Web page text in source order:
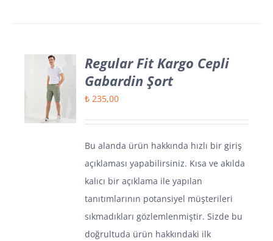
Regular Fit Kargo Cepli
Gabardin Şort
₺ 235,00
Bu alanda ürün hakkında hızlı bir giriş
açıklaması yapabilirsiniz. Kısa ve akılda
kalıcı bir açıklama ile yapılan
tanıtımlarının potansiyel müşterileri
sıkmadıkları gözlemlenmiştir. Sizde bu
doğrultuda ürün hakkındaki ilk